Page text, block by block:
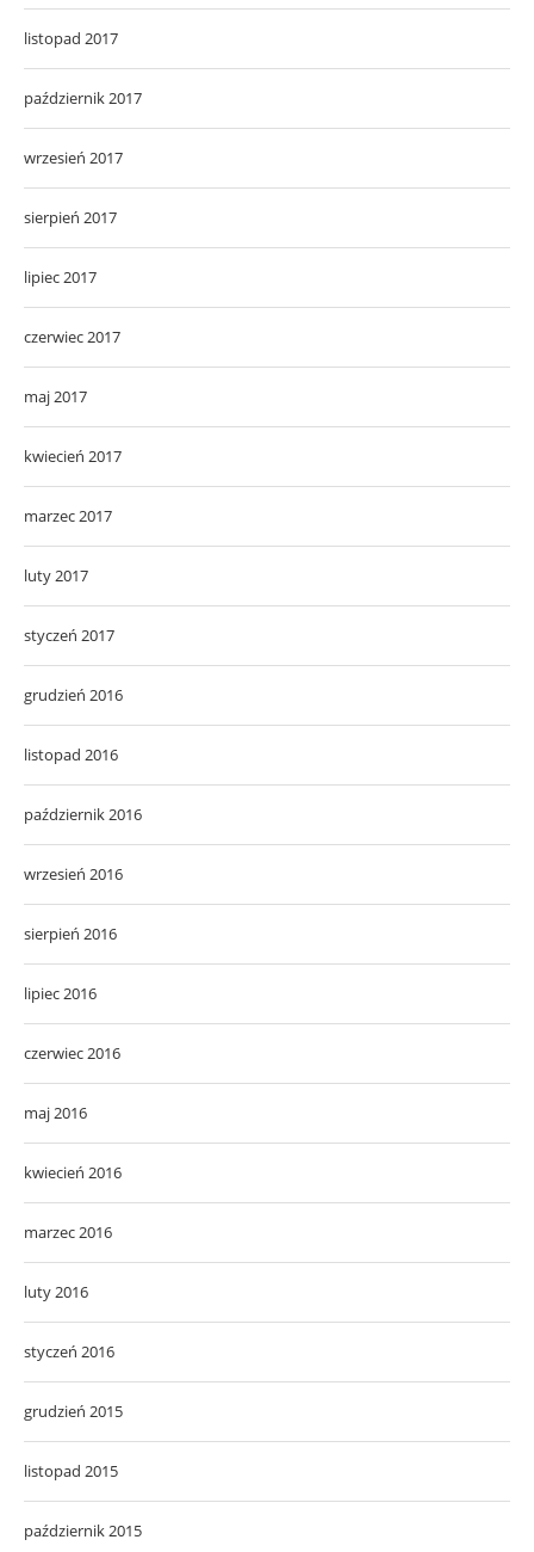
listopad 2017
październik 2017
wrzesień 2017
sierpień 2017
lipiec 2017
czerwiec 2017
maj 2017
kwiecień 2017
marzec 2017
luty 2017
styczeń 2017
grudzień 2016
listopad 2016
październik 2016
wrzesień 2016
sierpień 2016
lipiec 2016
czerwiec 2016
maj 2016
kwiecień 2016
marzec 2016
luty 2016
styczeń 2016
grudzień 2015
listopad 2015
październik 2015